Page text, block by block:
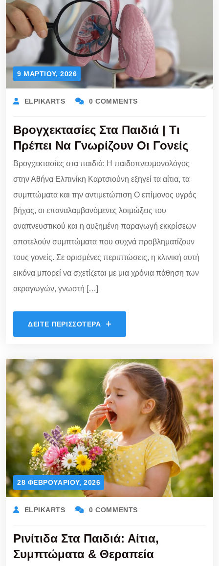
9 ΜΑΡΤΊΟΥ, 2026
ELPIKARTS 0 COMMENTS
Βρογχεκτασίες Στα Παιδιά | Τι
Πρέπει Να Γνωρίζουν Οι Γονείς
Βρογχεκτασίες στα παιδιά: Η παιδοπνευμονολόγος
στην Αθήνα Ελπινίκη Καρτσιούνη εξηγεί τα αίτια, τα
συμπτώματα και την αντιμετώπιση Ο επίμονος υγρός
βήχας, οι επαναλαμβανόμενες λοιμώξεις του
αναπνευστικού και η αυξημένη παραγωγή εκκρίσεων
αποτελούν συμπτώματα που συχνά προβληματίζουν
τους γονείς. Σε ορισμένες περιπτώσεις, η κλινική αυτή
εικόνα μπορεί να σχετίζεται με μια χρόνια πάθηση των
αεραγωγών, γνωστή […]
ΔΕΊΤΕ ΠΕΡΙΣΣΌΤΕΡΑ
28 ΦΕΒΡΟΥΑΡΊΟΥ, 2026
ELPIKARTS 0 COMMENTS
Ρινίτιδα Στα Παιδιά: Αίτια,
Συμπτώματα & Θεραπεία